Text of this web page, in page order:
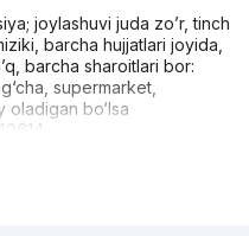
joylashuvi juda zo’r, tinch
barcha hujjatlari joyida,
barcha sharoitlari bor:
supermarket,
oladigan bo‘lsa